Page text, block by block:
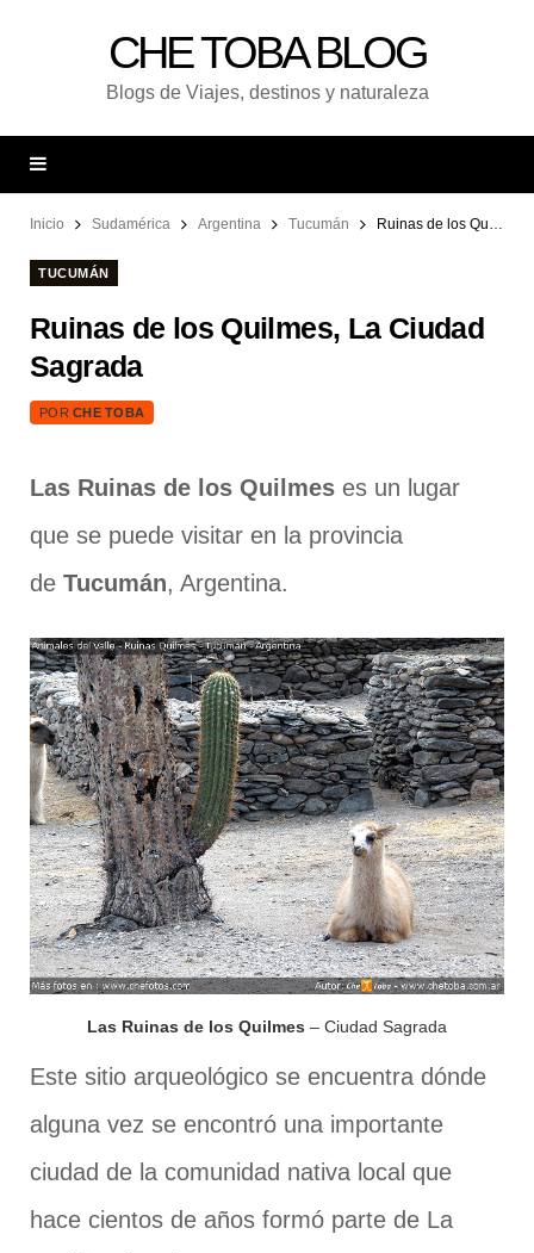
CHE TOBA BLOG
Blogs de Viajes, destinos y naturaleza
Inicio Sudamérica Argentina Tucumán Ruinas de los Quilmes, La Ciudad Sagrada
TUCUMÁN
Ruinas de los Quilmes, La Ciudad
Sagrada
POR CHE TOBA
Las Ruinas de los Quilmes es un lugar
que se puede visitar en la provincia
de Tucumán, Argentina.
Las Ruinas de los Quilmes – Ciudad Sagrada
Este sitio arqueológico se encuentra dónde
alguna vez se encontró una importante
ciudad de la comunidad nativa local que
hace cientos de años formó parte de La